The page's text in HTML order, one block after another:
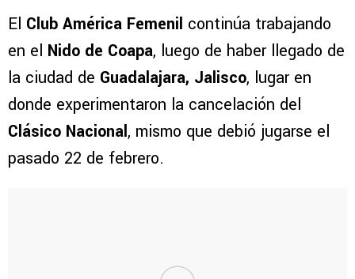
El Club América Femenil continúa trabajando
en el Nido de Coapa, luego de haber llegado de
la ciudad de Guadalajara, Jalisco, lugar en
donde experimentaron la cancelación del
Clásico Nacional, mismo que debió jugarse el
pasado 22 de febrero.